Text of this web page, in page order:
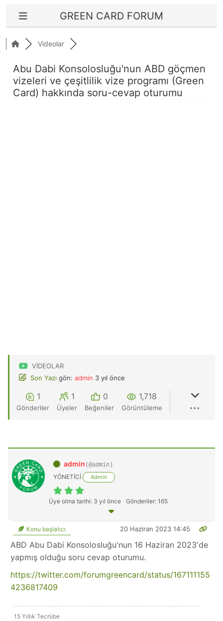
GREEN CARD FORUM
Videolar
Abu Dabi Konsolosluğu'nun ABD göçmen
vizeleri ve çeşitlilik vize programı (Green
Card) hakkında soru-cevap oturumu
VIDEOLAR
Son Yazı gön: admin 3 yıl önce
1
Gönderiler
1
Üyeler
0
Beğeniler
1,718
Görüntüleme
admin (@admin)
YÖNETİCİ Admin
Üye olma tarihi: 3 yıl önce Gönderiler: 165
Konu başlatıcı 20 Haziran 2023 14:45
ABD Abu Dabi Konsolosluğu'nun 16 Haziran 2023'de
yapmış olduğu soru cevap oturumu.
https://twitter.com/forumgreencard/status/167111155
4236817409
15 Yıllık Tecrübe